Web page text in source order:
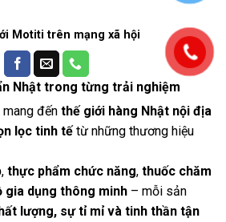
Motiti trên mạng xã hội
Nhật trong từng trải nghiệm
đến thế giới hàng Nhật nội địa
lọc tinh tếtừ những thương hiệu
, thực phẩm chức năng, thuốc chăm
gia dụng thông minh – mỗi sản
lượng, sự tỉ mỉ và tinh thần tận